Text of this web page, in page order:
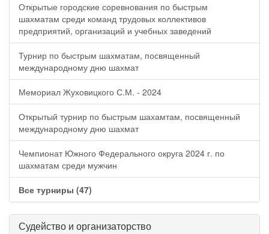
Открытые городские соревнования по быстрым
шахматам среди команд трудовых коллективов
предприятий, организаций и учебных заведений
Турнир по быстрым шахматам, посвященный
международному дню шахмат
Мемориал Жуховицкого С.М. - 2024
Открытый турнир по быстрым шахамтам, посвященный
международному дню шахмат
Чемпионат Южного Федерального округа 2024 г. по
шахматам среди мужчин
Все турниры (47)
Судейство и организаторство